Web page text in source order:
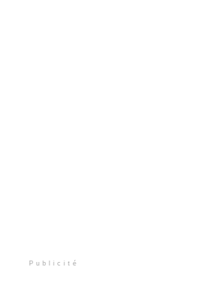
Publicité